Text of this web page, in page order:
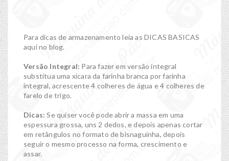
Para dicas de armazenamento leia as DICAS BASICAS
aqui no blog.
Versão Integral: Para fazer em versão integral
substitua uma xícara da farinha branca por farinha
integral, acrescente 4 colheres de água e 4 colheres de
farelo de trigo.
Dicas: Se quiser você pode abrir a massa em uma
espessura grossa, uns 2 dedos, e depois apenas cortar
em retângulos no formato de bisnaguinha, depois
seguir o mesmo processo na forma, crescimento e
assar.